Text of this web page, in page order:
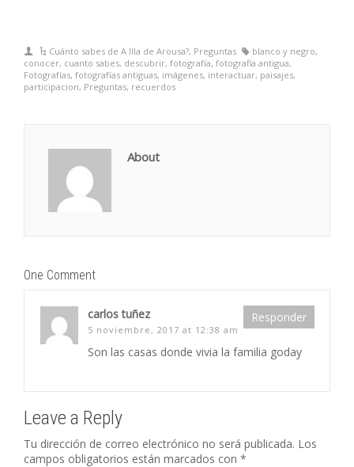
Cuánto sabes de A Illa de Arousa?, Preguntas blanco y negro,
conocer, cuanto sabes, descubrir, fotografía, fotografia antigua,
Fotografías, fotografías antiguas, imágenes, interactuar, paisajes,
participacion, Preguntas, recuerdos
About
One Comment
carlos tuñez
5 noviembre, 2017 at 12:38 am
Responder
Son las casas donde vivia la familia goday
Leave a Reply
Tu dirección de correo electrónico no será publicada. Los
campos obligatorios están marcados con *